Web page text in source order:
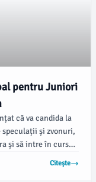
pentru Juniori
că va candida la
și zvonuri,
și să intre în cursa
Citește